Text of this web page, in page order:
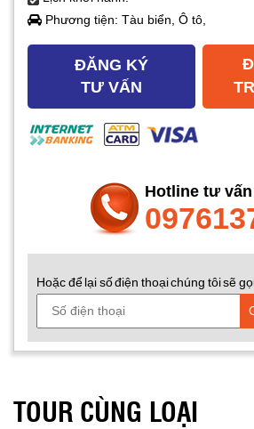
Phương tiện: Tàu biển, Ô tô,
ĐĂNG KÝ
TƯ VẤN
Hotline tư vấn
Hoặc để lại số điện thoại chúng tôi sẽ
TOUR CÙNG LOẠI